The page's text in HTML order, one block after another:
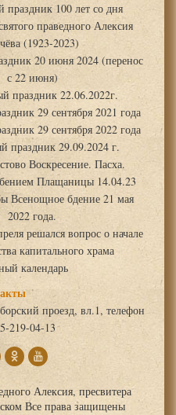
праздник 100 лет со дня
праведного Алексия
(1923-2023)
20 июня 2024 (перенос
с 22 июня)
праздник 22.06.2022г.
29 сентября 2021 года
29 сентября 2022 года
праздник 29.09.2024 г.
Воскресение. Пасха.
Плащаницы 14.04.23
Всенощное бдение 21 мая
2022 года.
решался вопрос о начале
капитального храма
календарь
проезд, вл.1, телефон
219-04-13
Алексия, пресвитера
Все права защищены